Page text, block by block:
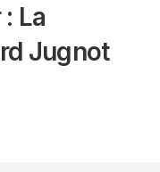
La
Jugnot